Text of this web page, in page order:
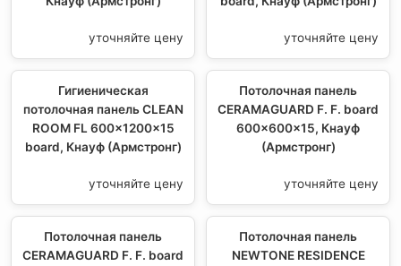
уточняйте цену уточняйте цену
Гигиеническая
потолочная панель CLEAN
ROOM FL 600x1200x15
board, Кнауф (Армстронг)
уточняйте цену
Потолочная панель
CERAMAGUARD F. F. board
600x600x15, Кнауф
(Армстронг)
уточняйте цену
Потолочная панель
CERAMAGUARD F. F. board
Потолочная панель
NEWTONE RESIDENCE